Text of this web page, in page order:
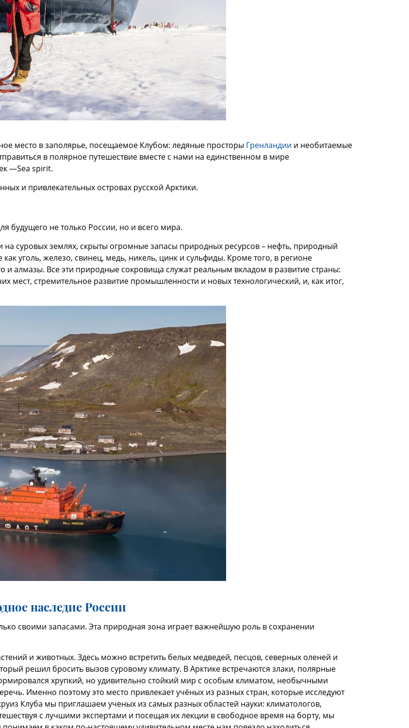
место в заполярье, посещаемое Клубом: ледяные просторы Гренландии и необитаемые
в полярное путешествие вместе с нами на единственном в мире
—Sea spirit.
и привлекательных островах русской Арктики.
будущего не только России, но и всего мира.
суровых землях, скрыты огромные запасы природных ресурсов – нефть, природный
уголь, железо, свинец, медь, никель, цинк и сульфиды. Кроме того, в регионе
и алмазы. Все эти природные сокровища служат реальным вкладом в развитие страны:
мест, стремительное развитие промышленности и новых технологический, и, как итог,
наследие России
своими запасами. Эта природная зона играет важнейшую роль в сохранении
и животных. Здесь можно встретить белых медведей, песцов, северных оленей и
решил бросить вызов суровому климату. В Арктике встречаются злаки, полярные
хрупкий, но удивительно стойкий мир с особым климатом, необычными
Именно поэтому это место привлекает учёных из разных стран, которые исследуют
Клуба мы приглашаем ученых из самых разных областей науки: климатологов,
с лучшими экспертами и посещая их лекции в свободное время на борту, мы